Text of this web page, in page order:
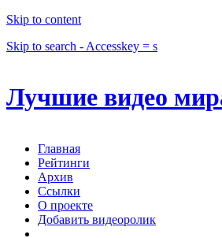
Skip to content
Skip to search - Accesskey = s
Лучшие видео
Главная
Рейтинги
Архив
Ссылки
О проекте
Добавить видеоролик